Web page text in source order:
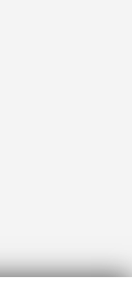
to má své odůvodnění.